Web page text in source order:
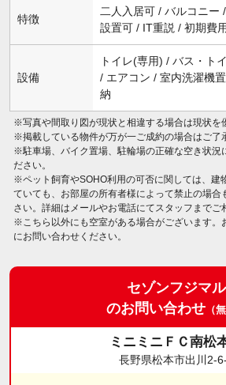
特徴
二人入居可 / バルコニー
設置可 / IT重説 / 初期費
設備
トイレ(専用) / バス・ト
/ エアコン / 室内洗濯機
納
※写真や間取り図が現状と相違する場合は現状を
※掲載している物件が万が一ご成約の場合はご了
※駐車場、バイク置場、駐輪場の正確な空き状況
ださい。
※ペット飼育やSOHO利用の可否に関しては、建
ていても、お部屋の所有者様によって禁止の場合
さい。詳細はメールやお電話にてスタッフまでご
※こちら以外にも空室がある場合がございます。
にお問い合わせください。
セゾンフジマル
のお問い合わせ （
ミニミニＦＣ南松
長野県松本市出川2-